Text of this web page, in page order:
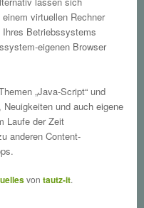
virtuellen Rechner
Betriebssystems
eigenen Browser
„Java-Script“ und
Neuigkeiten und auch eigene
Laufe der Zeit
anderen Content-
vontautz-it.